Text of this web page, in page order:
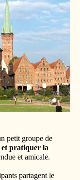
petit groupe de
pratiquer la
et amicale.
partagent le